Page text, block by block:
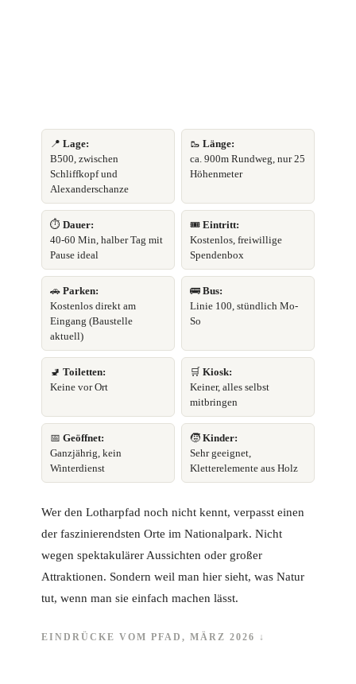
📍 Lage:
B500, zwischen
Schliffkopf und
Alexanderschanze
🥾 Länge:
ca. 900m Rundweg, nur 25
Höhenmeter
⏱️ Dauer:
40-60 Min, halber Tag mit
Pause ideal
🎟️ Eintritt:
Kostenlos, freiwillige
Spendenbox
🚗 Parken:
Kostenlos direkt am
Eingang (Baustelle
aktuell)
🚌 Bus:
Linie 100, stündlich Mo-
So
🚽 Toiletten:
Keine vor Ort
🛒 Kiosk:
Keiner, alles selbst
mitbringen
📅 Geöffnet:
Ganzjährig, kein
Winterdienst
🧒 Kinder:
Sehr geeignet,
Kletterelemente aus Holz
Wer den Lotharpfad noch nicht kennt, verpasst einen
der faszinierendsten Orte im Nationalpark. Nicht
wegen spektakulärer Aussichten oder großer
Attraktionen. Sondern weil man hier sieht, was Natur
tut, wenn man sie einfach machen lässt.
EINDRÜCKE VOM PFAD, MÄRZ 2026 ↓